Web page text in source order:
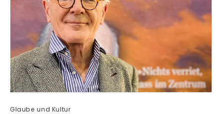
Glaube und Kultur